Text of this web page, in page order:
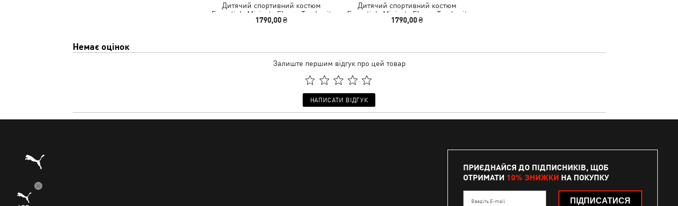
Дитячий спортивний костюм
Essentials Minicats Fleece Tracksuit
Toddlers
1790,00 ₴
Дитячий спортивний костюм
Essentials Minicats Fleece Tracksuit
Toddlers
1790,00 ₴
Немає оцінок
Залиште першим відгук про цей товар
НАПИСАТИ ВІДГУК
ПРИЄДНАЙСЯ ДО ПІДПИСНИКІВ, ЩОБ
ОТРИМАТИ 10% ЗНИЖКИ НА ПОКУПКУ
Введіть E-mail ПІДПИСАТИСЯ